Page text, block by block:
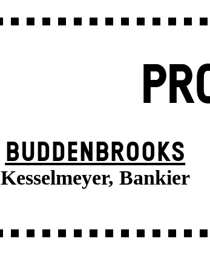
BUDDENBROOKS
Kesselmeyer, Bankier